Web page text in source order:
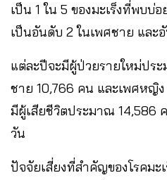
เป็น 1 ใน 5 ของมะเร็งที่พบบ่
เป็นอันดับ 2 ในเพศชาย และ
แต่ละปีจะมีผู้ป่วยรายใหม่ปร
ชาย 10,766 คน และเพศหญิ
มีผู้เสียชีวิตประมาณ 14,586
วัน
ปัจจัยเสี่ยงที่สำคัญของโรคมะ